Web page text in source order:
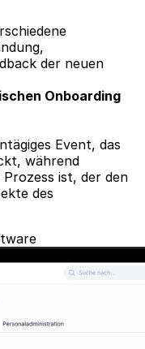
der neuen
Onboarding
Event, das
während
ist, der den
des